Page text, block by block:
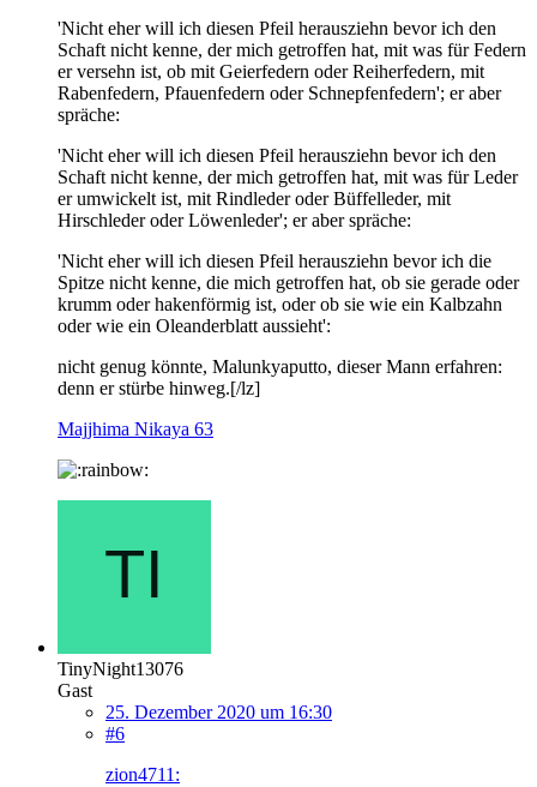
'Nicht eher will ich diesen Pfeil herausziehn bevor ich den
Schaft nicht kenne, der mich getroffen hat, mit was für Federn
er versehn ist, ob mit Geierfedern oder Reiherfedern, mit
Rabenfedern, Pfauenfedern oder Schnepfenfedern'; er aber
spräche:
'Nicht eher will ich diesen Pfeil herausziehn bevor ich den
Schaft nicht kenne, der mich getroffen hat, mit was für Leder
er umwickelt ist, mit Rindleder oder Büffelleder, mit
Hirschleder oder Löwenleder'; er aber spräche:
'Nicht eher will ich diesen Pfeil herausziehn bevor ich die
Spitze nicht kenne, die mich getroffen hat, ob sie gerade oder
krumm oder hakenförmig ist, oder ob sie wie ein Kalbzahn
oder wie ein Oleanderblatt aussieht':
nicht genug könnte, Malunkyaputto, dieser Mann erfahren:
denn er stürbe hinweg.[/lz]
Majjhima Nikaya 63
TinyNight13076
Gast
25. Dezember 2020 um 16:30
#6
zion4711: